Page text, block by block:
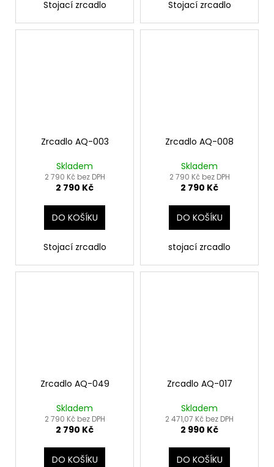
Stojací zrcadlo Stojací zrcadlo
Zrcadlo AQ-003
Skladem
2 790 Kč bez DPH
2 790 Kč
DO KOŠÍKU
Stojací zrcadlo
Zrcadlo AQ-008
Skladem
2 790 Kč bez DPH
2 790 Kč
DO KOŠÍKU
stojací zrcadlo
Zrcadlo AQ-049
Skladem
2 790 Kč bez DPH
2 790 Kč
DO KOŠÍKU
Zrcadlo AQ-017
Skladem
2 471,07 Kč bez DPH
2 990 Kč
DO KOŠÍKU